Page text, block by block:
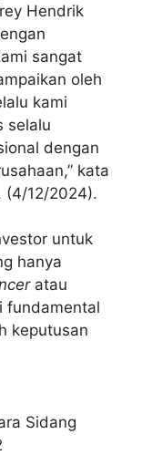
Hendrik
sangat
oleh
kami
selalu
dengan
kata
(4/12/2024).
untuk
hanya
atau
fundamental
keputusan
Sidang